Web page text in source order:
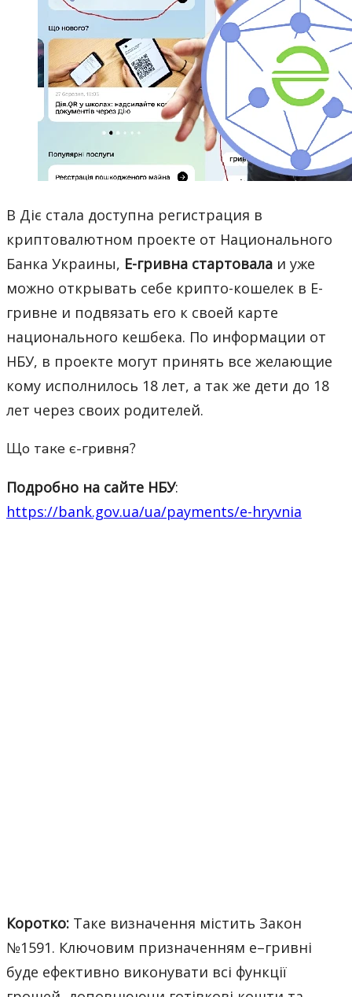
В Діє стала доступна регистрация в
криптовалютном проекте от Национального
Банка Украины, E-гривна стартовала и уже
можно открывать себе крипто-кошелек в E-
гривне и подвязать его к своей карте
национального кешбека. По информации от
НБУ, в проекте могут принять все желающие
кому исполнилось 18 лет, а так же дети до 18
лет через своих родителей.
Що таке є-гривня?
Подробно на сайте НБУ:
https://bank.gov.ua/ua/payments/e-hryvnia
Коротко: Таке визначення містить Закон
№1591. Ключовим призначенням е–гривні
буде ефективно виконувати всі функції